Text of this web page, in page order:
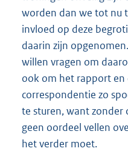
worden dan we tot nu
invloed op deze
daarin zijn
willen vragen om
ook om het rapport
correspondentie zo
te sturen, want
geen oordeel vellen
het verder moet.